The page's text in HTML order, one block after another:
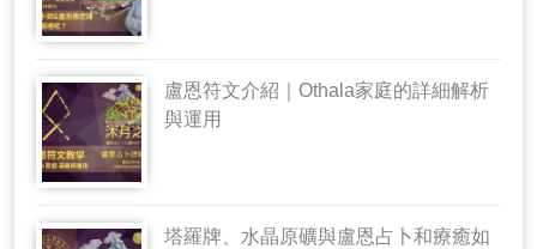
盧恩符文介紹｜Othala家庭的詳細解析
與運用
塔羅牌、水晶原礦與盧恩占卜和療癒如